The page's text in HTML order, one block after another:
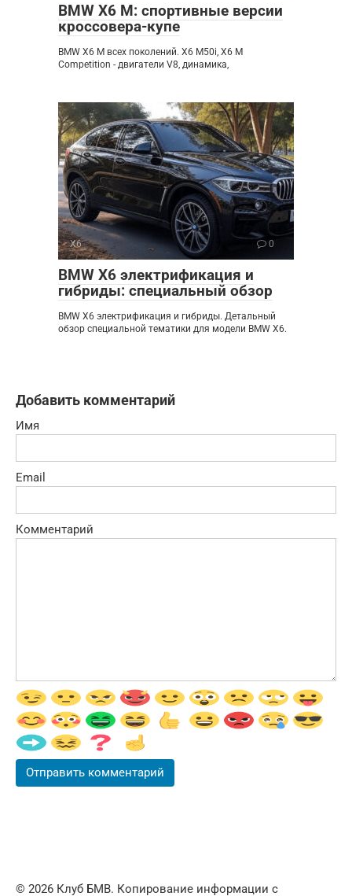
BMW X6 M: спортивные версии
кроссовера-купе
BMW X6 M всех поколений. X6 M50i, X6 M
Competition - двигатели V8, динамика,
X6 0
BMW X6 электрификация и
гибриды: специальный обзор
BMW X6 электрификация и гибриды. Детальный
обзор специальной тематики для модели BMW X6.
Добавить комментарий
Имя
Email
Комментарий
© 2026 Клуб БМВ. Копирование информации с